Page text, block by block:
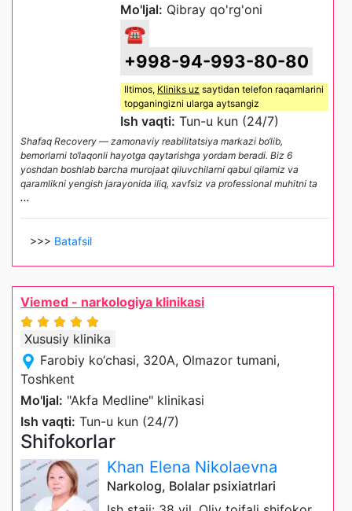
Mo'ljal: Qibray qo'rg'oni
☎
+998-94-993-80-80
Iltimos, Kliniks uz saytidan telefon raqamlarini
topganingizni ularga aytsangiz
Ish vaqti: Tun-u kun (24/7)
Shafaq Recovery — zamonaviy reabilitatsiya markazi bo‘lib,
bemorlarni to‘laqonli hayotga qaytarishga yordam beradi. Biz 6
yoshdan boshlab barcha murojaat qiluvchilarni qabul qilamiz va
qaramlikni yengish jarayonida iliq, xavfsiz va professional muhitni ta
...
>>> Batafsil
Viemed - narkologiya klinikasi
Xususiy klinika
Farobiy ko‘chasi, 320A, Olmazor tumani,
Toshkent
Mo'ljal: "Akfa Medline" klinikasi
Ish vaqti: Tun-u kun (24/7)
Shifokorlar
Khan Elena Nikolaevna
Narkolog, Bolalar psixiatrlari